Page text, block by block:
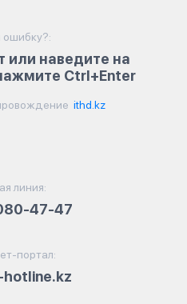
или наведите на
Ctrl+Enter
ithd.kz
линия:
47-47
портал:
hotline.kz